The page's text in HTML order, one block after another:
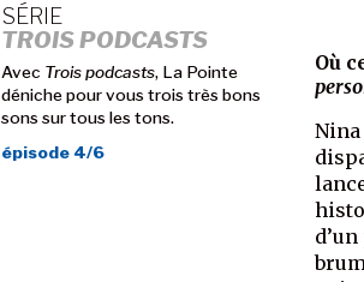
SÉRIE
TROIS PODCASTS
Avec Trois podcasts, La Pointe
déniche pour vous trois très bons
sons sur tous les tons.
épisode 4/6
Où